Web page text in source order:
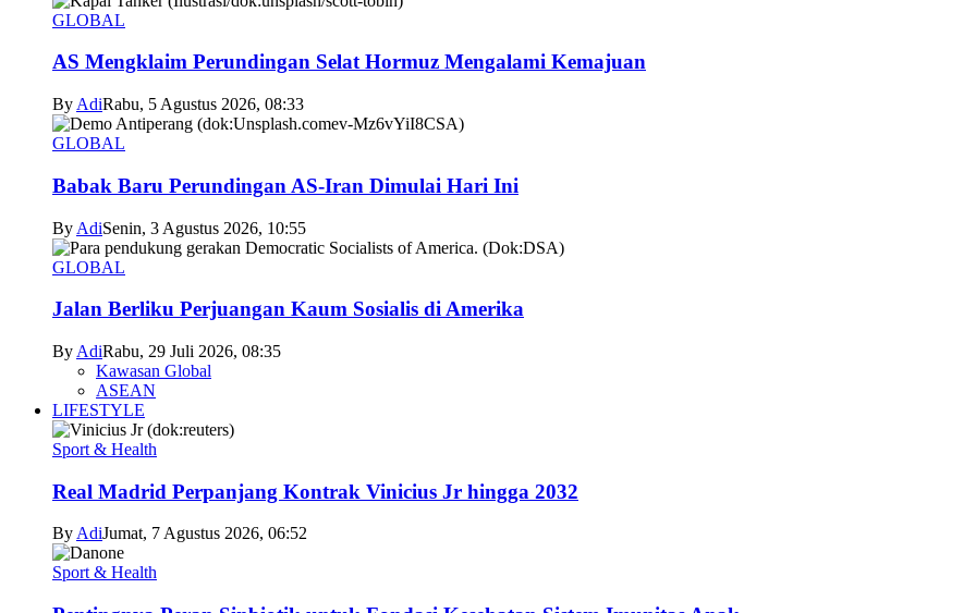
GLOBAL
AS Mengklaim Perundingan Selat Hormuz Mengalami Kemajuan
By AdiRabu, 5 Agustus 2026, 08:33
GLOBAL
Babak Baru Perundingan AS-Iran Dimulai Hari Ini
By AdiSenin, 3 Agustus 2026, 10:55
GLOBAL
Jalan Berliku Perjuangan Kaum Sosialis di Amerika
By AdiRabu, 29 Juli 2026, 08:35
Kawasan Global
ASEAN
LIFESTYLE
Sport & Health
Real Madrid Perpanjang Kontrak Vinicius Jr hingga 2032
ByAdiJumat, 7 Agustus 2026, 06:52
Sport & Health